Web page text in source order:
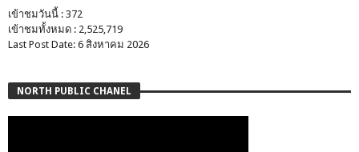
เข้าชมวันนี้ : 372
เข้าชมทั้งหมด : 2,525,719
Last Post Date: 6 สิงหาคม 2026
NORTH PUBLIC CHANEL